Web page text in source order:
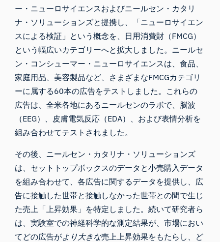
ー・ニューロサイエンスおよびニールセン・カタリ
ナ・ソリューションズと提携し、「ニューロサイエン
スによる検証」という概念を、日用消費財（FMCG）
という幅広いカテゴリーへと拡大しました。ニールセ
ン・コンシューマー・ニューロサイエンスは、食品、
家庭用品、美容製品など、さまざまなFMCGカテゴリ
ーに属する60本の広告をテストしました。これらの
広告は、全米各地にあるニールセンのラボで、脳波
（EEG）、皮膚電気反応（EDA）、および表情分析を
組み合わせてテストされました。
その後、ニールセン・カタリナ・ソリューションズ
は、セットトップボックスのデータと小売購入データ
を組み合わせて、各広告に関するデータを提供し、広
告に接触した世帯と接触しなかった世帯との間で生じ
た売上「上昇効果」を特定しました。続いて研究者ら
は、実験室での神経科学的な測定結果が、市場におい
てどの広告がより大きな売上上昇効果をもたらし、ど